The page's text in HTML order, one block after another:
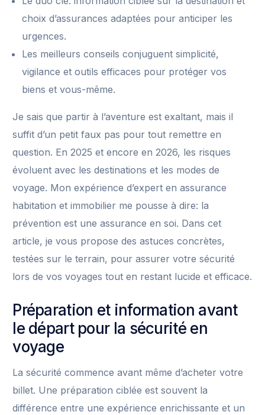
choix d’assurances adaptées pour anticiper les
urgences.
Les meilleurs conseils conjuguent simplicité,
vigilance et outils efficaces pour protéger vos
biens et vous-même.
Je sais que partir à l’aventure est exaltant, mais il
suffit d’un petit faux pas pour tout remettre en
question. En 2025 et encore en 2026, les risques
évoluent avec les destinations et les modes de
voyage. Mon expérience d’expert en assurance
habitation et immobilier me pousse à dire: la
prévention est une assurance en soi. Dans cet
article, je vous propose des astuces concrètes,
testées sur le terrain, pour assurer votre sécurité
lors de vos voyages tout en restant lucide et efficace.
Préparation et information avant
le départ pour la sécurité en
voyage
La sécurité commence avant même d’acheter votre
billet. Une préparation ciblée est souvent la
différence entre une expérience enrichissante et un